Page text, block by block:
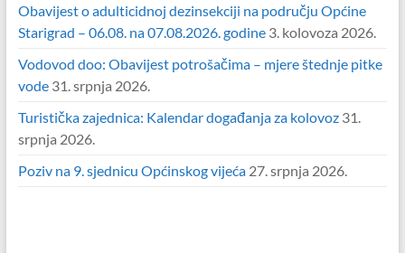
Obavijest o adulticidnoj dezinsekciji na području Općine
Starigrad – 06.08. na 07.08.2026. godine 3. kolovoza 2026.
Vodovod doo: Obavijest potrošačima – mjere štednje pitke
vode 31. srpnja 2026.
Turistička zajednica: Kalendar događanja za kolovoz 31.
srpnja 2026.
Poziv na 9. sjednicu Općinskog vijeća 27. srpnja 2026.